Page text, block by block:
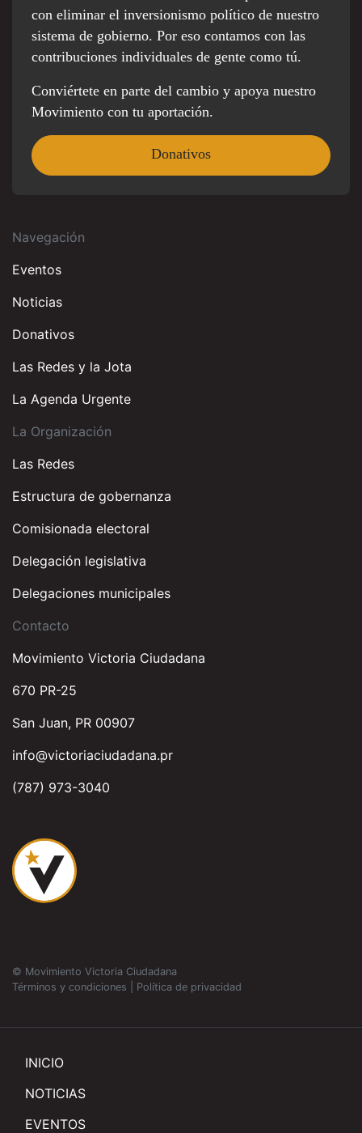
con eliminar el inversionismo político de nuestro
sistema de gobierno. Por eso contamos con las
contribuciones individuales de gente como tú.
Conviértete en parte del cambio y apoya nuestro
Movimiento con tu aportación.
Donativos
Navegación
Eventos
Noticias
Donativos
Las Redes y la Jota
La Agenda Urgente
La Organización
Las Redes
Estructura de gobernanza
Comisionada electoral
Delegación legislativa
Delegaciones municipales
Contacto
Movimiento Victoria Ciudadana
670 PR-25
San Juan, PR 00907
info@victoriaciudadana.pr
(787) 973-3040
© Movimiento Victoria Ciudadana
Términos y condiciones
Política de privacidad
INICIO
NOTICIAS
EVENTOS